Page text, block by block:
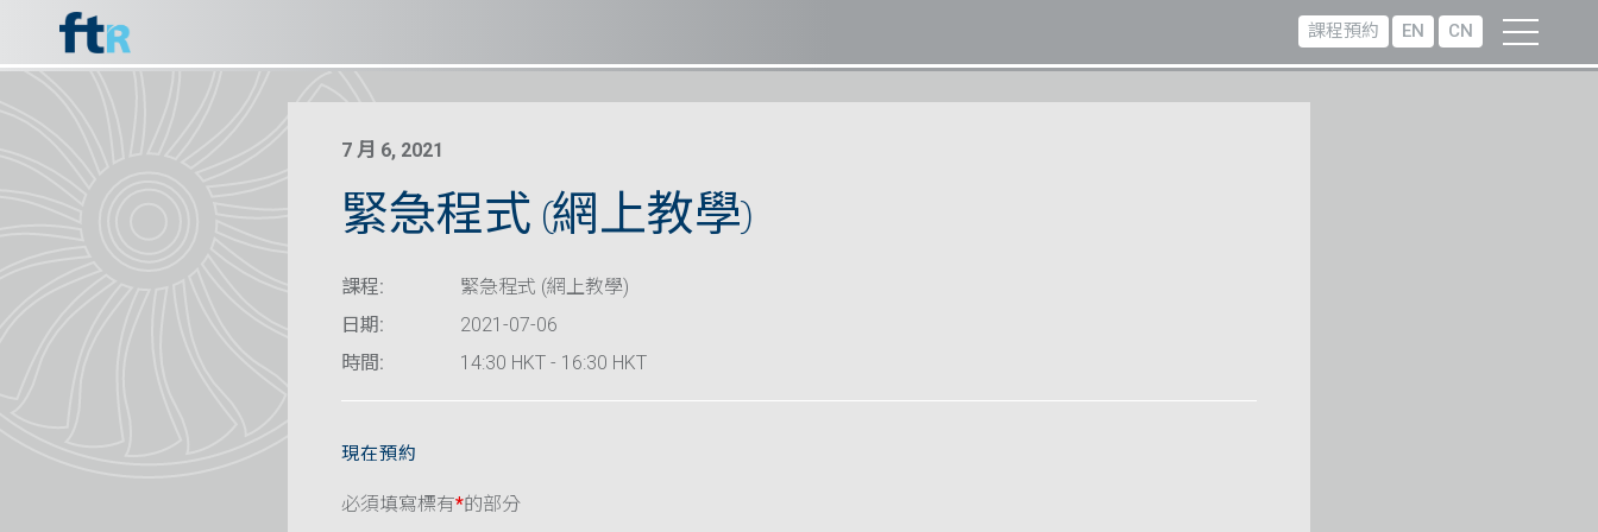
課程預約 EN CN
7 月 6, 2021
緊急程式 (網上教學)
課程:
緊急程式 (網上教學)
日期:
2021-07-06
時間:
14:30 HKT - 16:30 HKT
現在預約
必須填寫標有*的部分